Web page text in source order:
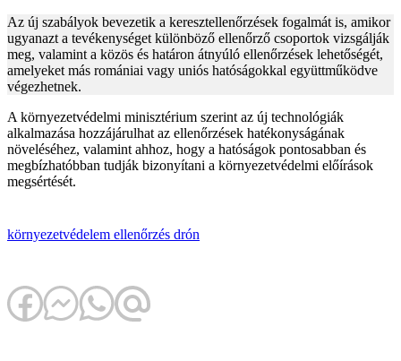
Az új szabályok bevezetik a keresztellenőrzések fogalmát is, amikor
ugyanazt a tevékenységet különböző ellenőrző csoportok vizsgálják
meg, valamint a közös és határon átnyúló ellenőrzések lehetőségét,
amelyeket más romániai vagy uniós hatóságokkal együttműködve
végezhetnek.
A környezetvédelmi minisztérium szerint az új technológiák
alkalmazása hozzájárulhat az ellenőrzések hatékonyságának
növeléséhez, valamint ahhoz, hogy a hatóságok pontosabban és
megbízhatóbban tudják bizonyítani a környezetvédelmi előírások
megsértését.
környezetvédelem ellenőrzés drón